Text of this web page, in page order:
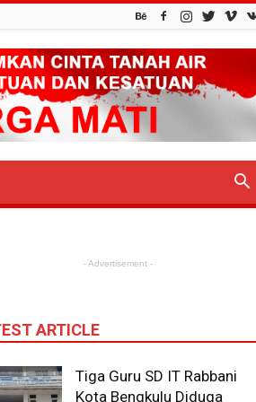
- Advertisement -
ARTICLE
Tiga Guru SD IT Rabbani
Kota Bengkulu Diduga